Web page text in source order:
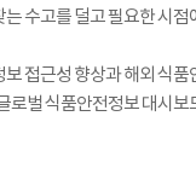
수고를 덜고 필요한 시점
접근성 향상과 해외 식
벌 식품안전정보 대시